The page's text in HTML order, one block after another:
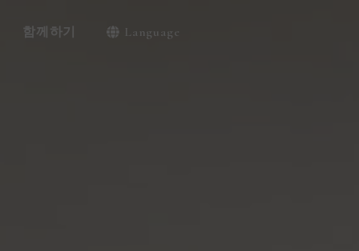
함께하기 Language